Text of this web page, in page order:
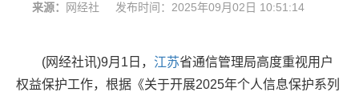
来源： 网经社 发布时间： 2025年09月02日 10:51:14
(网经社讯)9月1日， 江苏省通信管理局高度重视用户
权益保护工作，根据《关于开展2025年个人信息保护系列